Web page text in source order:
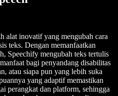
alat inovatif yang mengubah cara
teks. Dengan memanfaatkan
Speechify mengubah teks tertulis
bagi penyandang disabilitas
atau siapa pun yang lebih suka
yang adaptif memastikan
perangkat dan platform, sehingga